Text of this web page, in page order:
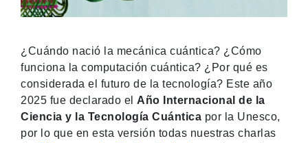
¿Cuándo nació la mecánica cuántica? ¿Cómo
funciona la computación cuántica? ¿Por qué es
considerada el futuro de la tecnología? Este año
2025 fue declarado el Año Internacional de la
Ciencia y la Tecnología Cuántica por la Unesco,
por lo que en esta versión todas nuestras charlas